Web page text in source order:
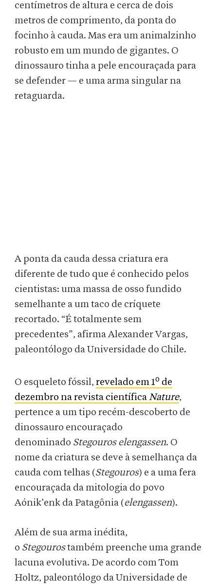
centímetros de altura e cerca de dois
metros de comprimento, da ponta do
focinho à cauda. Mas era um animalzinho
robusto em um mundo de gigantes. O
dinossauro tinha a pele encouraçada para
se defender — e uma arma singular na
retaguarda.
A ponta da cauda dessa criatura era
diferente de tudo que é conhecido pelos
cientistas: uma massa de osso fundido
semelhante a um taco de críquete
recortado. “É totalmente sem
precedentes”, afirma Alexander Vargas,
paleontólogo da Universidade do Chile.
O esqueleto fóssil, revelado em 1o de
dezembro na revista científicaNature,
pertence a um tipo recém-descoberto de
dinossauro encouraçado
denominado Stegouros elengassen. O
nome da criatura se deve à semelhança da
cauda com telhas (Stegouros) e a uma fera
encouraçada da mitologia do povo
Aónik’enk da Patagônia (elengassen).
Além de sua arma inédita,
o Stegourostambém preenche uma grande
lacuna evolutiva. De acordo com Tom
Holtz, paleontólogo da Universidade de